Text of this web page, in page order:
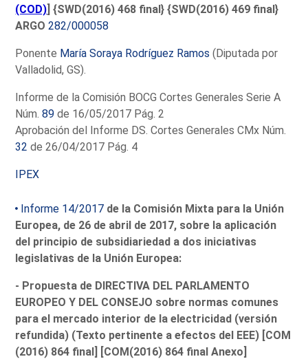
(COD)] {SWD(2016) 468 final} {SWD(2016) 469 final}
ARGO282/000058
Ponente María Soraya Rodríguez Ramos (Diputada por
Valladolid, GS).
Informe de la Comisión BOCG Cortes Generales Serie A
Núm.89 de 16/05/2017 Pág. 2
Aprobación del Informe DS. Cortes Generales CMx Núm.
32 de 26/04/2017 Pág. 4
IPEX
Informe 14/2017 de la Comisión Mixta para la Unión
Europea, de 26 de abril de 2017, sobre la aplicación
del principio de subsidiariedad a dos iniciativas
legislativas de la Unión Europea:
- Propuesta de DIRECTIVA DEL PARLAMENTO
EUROPEO Y DEL CONSEJO sobre normas comunes
para el mercado interior de la electricidad (versión
refundida) (Texto pertinente a efectos del EEE) [COM
(2016) 864 final] [COM(2016) 864 final Anexo]